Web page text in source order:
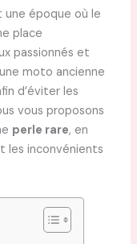
époque où le
place
passionnés et
moto ancienne
d’éviter les
vous proposons
perle rare, en
les inconvénients